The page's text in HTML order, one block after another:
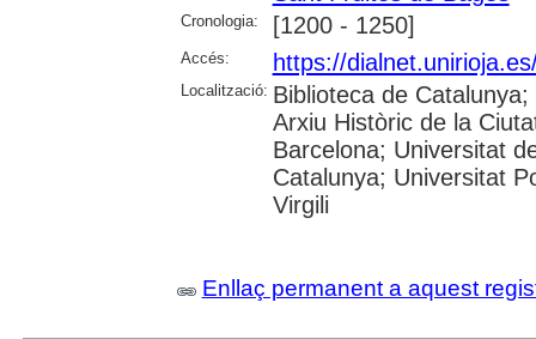
Cronologia: [1200 - 1250]
Accés: https://
Localització: Biblioteca de
Arxiu Històric de la
Barcelona; Universitat
Catalunya; Universitat
Virgili
Enllaç permanent a aquest